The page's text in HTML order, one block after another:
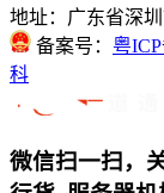
地址：广东省深
备案号： 粤
科
微信扫一扫，